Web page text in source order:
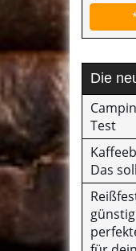
Die
Test
Das